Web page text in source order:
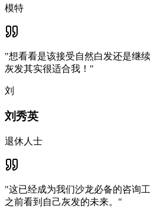
模特
"想看看是该接受自然白发还是继
灰发其实很适合我！ "
刘
刘秀英
退休人士
"这已经成为我们沙龙必备的咨询
之前看到自己灰发的未来。 "